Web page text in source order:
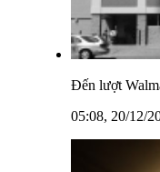
Đến lượt
05:08, 20/12/